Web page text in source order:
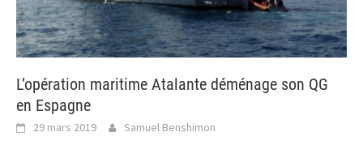
L’opération maritime Atalante déménage son QG
en Espagne
29 mars 2019 Samuel Benshimon